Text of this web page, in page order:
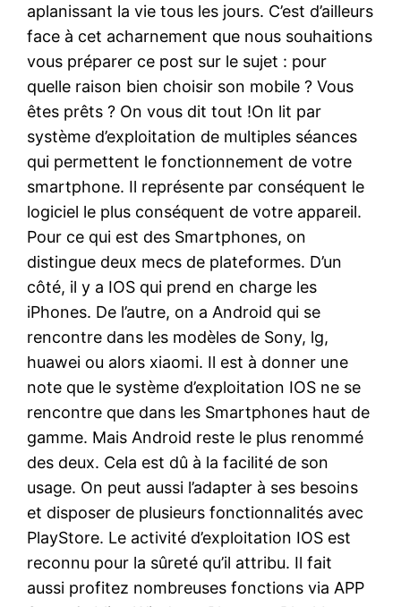
aplanissant la vie tous les jours. C’est d’ailleurs
face à cet acharnement que nous souhaitions
vous préparer ce post sur le sujet : pour
quelle raison bien choisir son mobile ? Vous
êtes prêts ? On vous dit tout !On lit par
système d’exploitation de multiples séances
qui permettent le fonctionnement de votre
smartphone. Il représente par conséquent le
logiciel le plus conséquent de votre appareil.
Pour ce qui est des Smartphones, on
distingue deux mecs de plateformes. D’un
côté, il y a IOS qui prend en charge les
iPhones. De l’autre, on a Android qui se
rencontre dans les modèles de Sony, lg,
huawei ou alors xiaomi. Il est à donner une
note que le système d’exploitation IOS ne se
rencontre que dans les Smartphones haut de
gamme. Mais Android reste le plus renommé
des deux. Cela est dû à la facilité de son
usage. On peut aussi l’adapter à ses besoins
et disposer de plusieurs fonctionnalités avec
PlayStore. Le activité d’exploitation IOS est
reconnu pour la sûreté qu’il attribu. Il fait
aussi profitez nombreuses fonctions via APP